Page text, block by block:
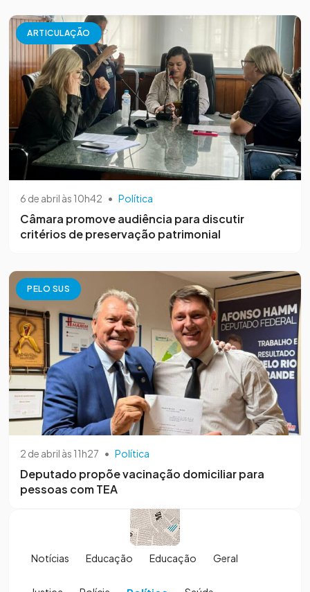
ARTICULAÇÃO
6 de abril às 10h42 • Política
Câmara promove audiência para discutir
critérios de preservação patrimonial
PELO SUS
2 de abril às 11h27 • Política
Deputado propõe vacinação domiciliar para
pessoas com TEA
Notícias Educação Educação Geral